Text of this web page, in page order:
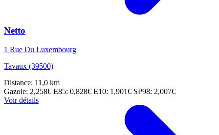
Netto
1 Rue Du Luxembourg
Tavaux (39500)
Distance: 11,0 km
Gazole: 2,258€ E85: 0,828€ E10: 1,901€ SP98: 2,007€
Voir détails